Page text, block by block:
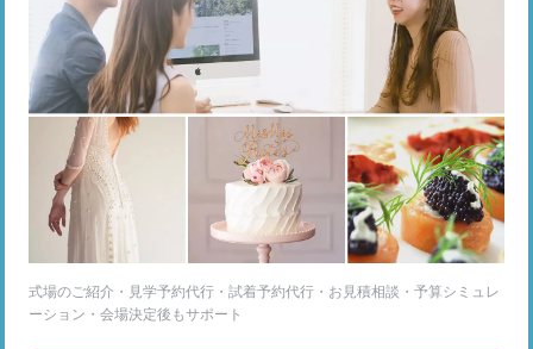
式場のご紹介・見学予約代行・試着予約代行・お見積相談・予算シミュレ
ーション・会場決定後もサポート